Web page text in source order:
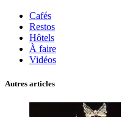
Cafés
Restos
Hôtels
À faire
Vidéos
Autres articles